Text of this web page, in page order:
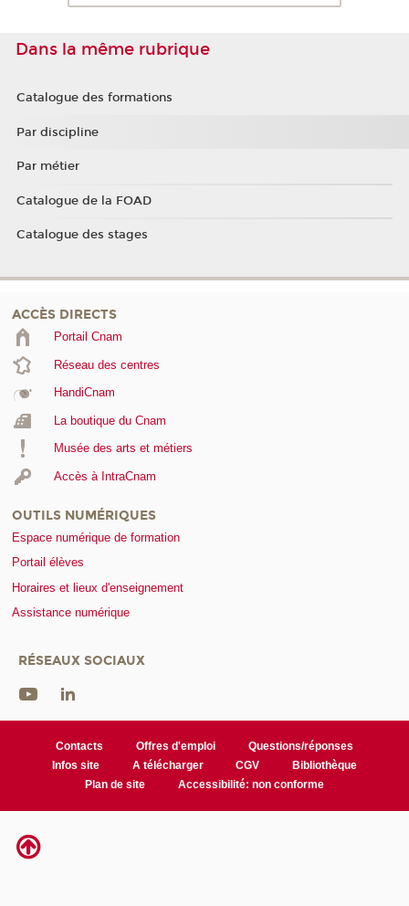
Dans la même rubrique
Catalogue des formations
Par discipline
Par métier
Catalogue de la FOAD
Catalogue des stages
ACCÈS DIRECTS
Portail Cnam
Réseau des centres
HandiCnam
La boutique du Cnam
Musée des arts et métiers
Accès à IntraCnam
OUTILS NUMÉRIQUES
Espace numérique de formation
Portail élèves
Horaires et lieux d'enseignement
Assistance numérique
RÉSEAUX SOCIAUX
Contacts Offres d'emploi
Questions/réponses
Infos site
A télécharger CGV
Bibliothèque
Plan de site
Accessibilité: non conforme